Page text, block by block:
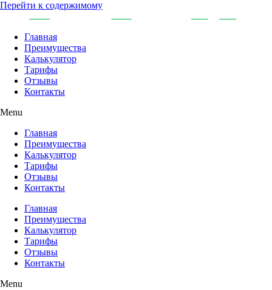
Перейти к содержимому
Главная
Преимущества
Калькулятор
Тарифы
Отзывы
Контакты
Menu
Главная
Преимущества
Калькулятор
Тарифы
Отзывы
Контакты
Главная
Преимущества
Калькулятор
Тарифы
Отзывы
Контакты
Menu